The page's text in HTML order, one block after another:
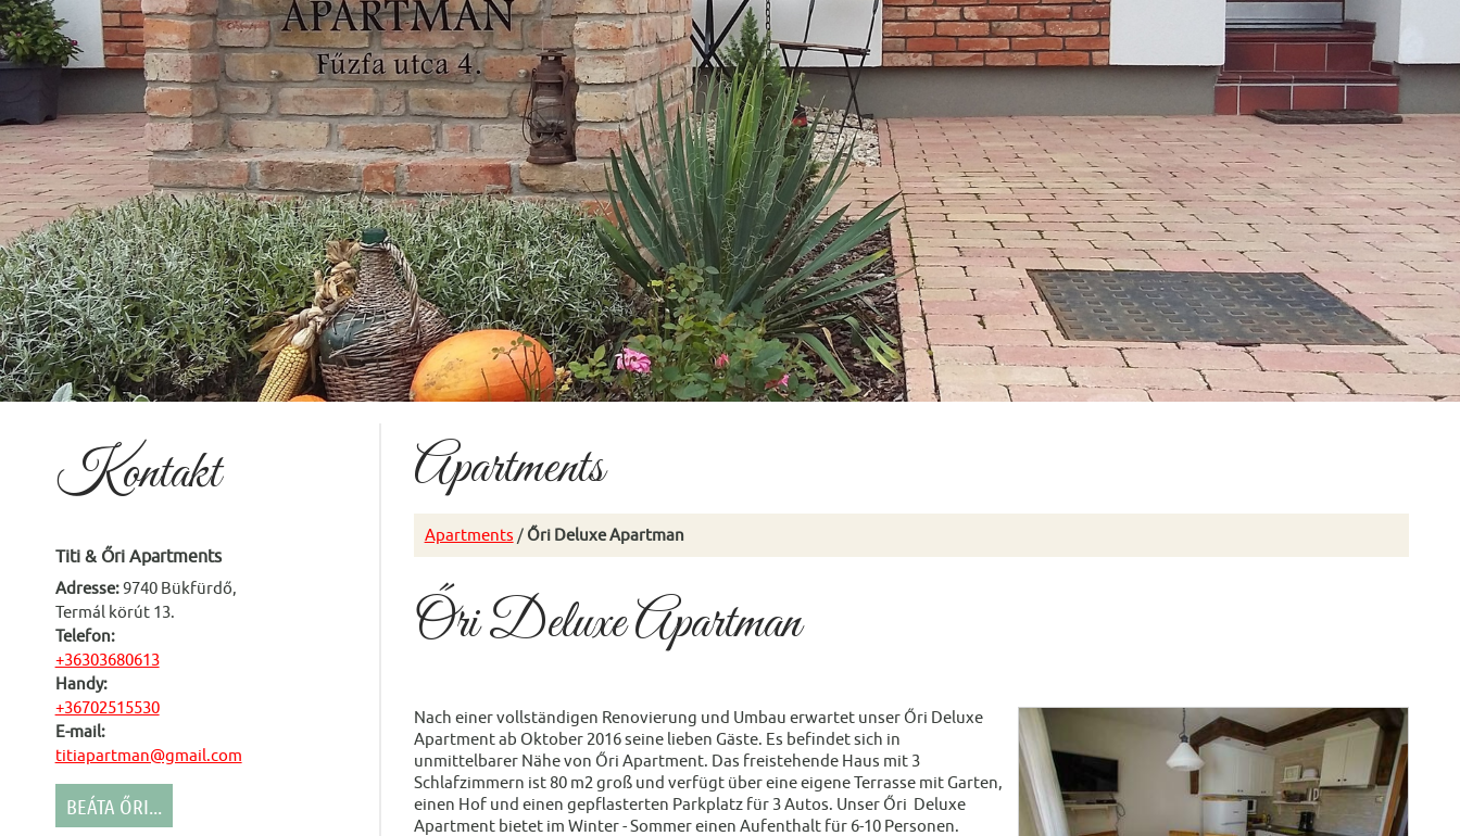
Kontakt
Titi & Őri Apartments
Adresse:9740 Bükfürdő,
Termál körút 13.
Telefon:
+36303680613
Handy:
+36702515530
E-mail:
titiapartman@gmail.com
BEÁTA ŐRI...
Apartments
Apartments / Őri Deluxe Apartman
Őri Deluxe Apartman
Nach einer vollständigen Renovierung und Umbau erwartet unser Őri Deluxe
Apartment ab Oktober 2016 seine lieben Gäste. Es befindet sich in
unmittelbarer Nähe von Őri Apartment. Das freistehende Haus mit 3
Schlafzimmern ist 80 m2 groß und verfügt über eine eigene Terrasse mit Garten,
einen Hof und einen gepflasterten Parkplatz für 3 Autos. Unser Őri Deluxe
Apartment bietet im Winter - Sommer einen Aufenthalt für 6-10 Personen.